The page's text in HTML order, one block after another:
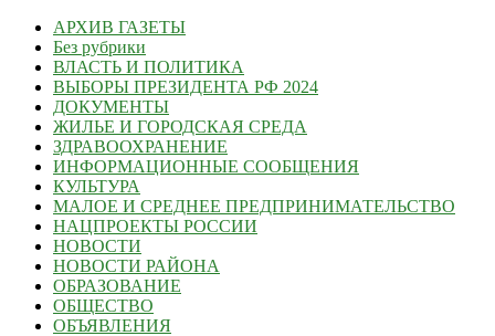
АРХИВ ГАЗЕТЫ
Без рубрики
ВЛАСТЬ И ПОЛИТИКА
ВЫБОРЫ ПРЕЗИДЕНТА РФ 2024
ДОКУМЕНТЫ
ЖИЛЬЕ И ГОРОДСКАЯ СРЕДА
ЗДРАВООХРАНЕНИЕ
ИНФОРМАЦИОННЫЕ СООБЩЕНИЯ
КУЛЬТУРА
МАЛОЕ И СРЕДНЕЕ ПРЕДПРИНИМАТЕЛЬСТВО
НАЦПРОЕКТЫ РОССИИ
НОВОСТИ
НОВОСТИ РАЙОНА
ОБРАЗОВАНИЕ
ОБЩЕСТВО
ОБЪЯВЛЕНИЯ